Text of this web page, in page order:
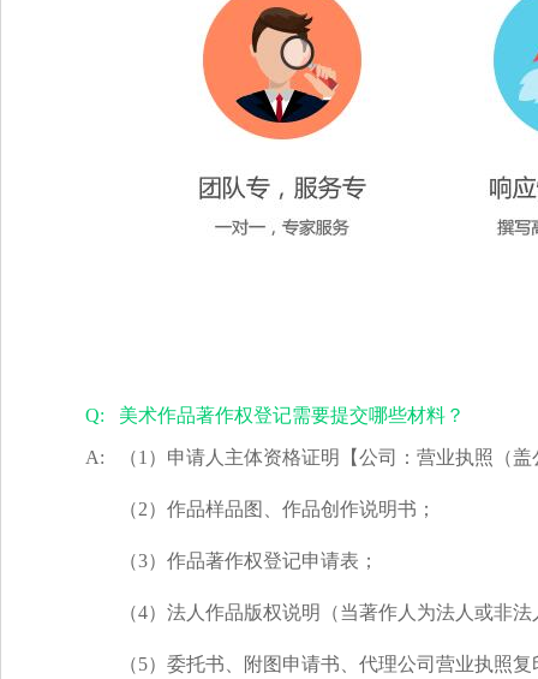
Q: 美术作品著作权登记需要提交哪些材料？
A: （1）申请人主体资格证明【公司：营业执照（
（2）作品样品图、作品创作说明书；
（3）作品著作权登记申请表；
（4）法人作品版权说明（当著作人为法人或非
（5）委托书、附图申请书、代理公司营业执照复